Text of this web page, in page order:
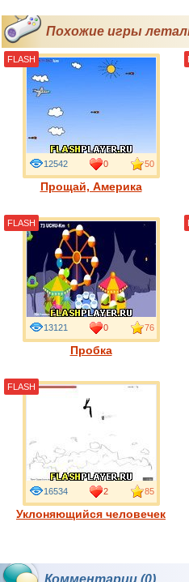
Похожие игры
Прощай, Америка
12542 0 50
FLASH
Пробка
13121 0 76
FLASH
Уклоняющийся человечек
16534 2 85
FLASH
Комментарии (0)